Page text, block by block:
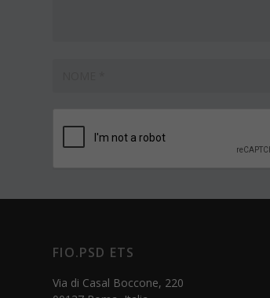
FIO.PSD ETS
Via di Casal Boccone, 220